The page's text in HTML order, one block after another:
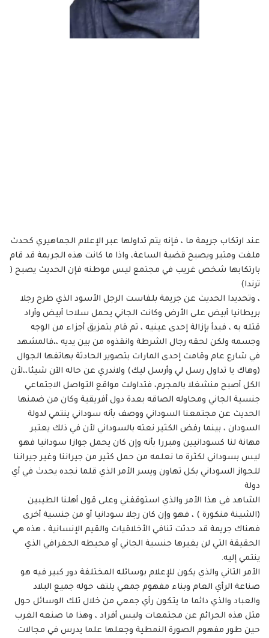
عند ارتكاب جريمة ما ، فإنه يتم تداولها عبر الإعلام الجماهيري كحدث
ملفت ومثير ويصبح قضية الساعة، واذا ما كانت هذه الجريمة قد قام
بارتكابها شخص غريب في مجتمع ليس موطنه فإن الحديث يصبح (
ترندا)
، وتحديدا الحديث عن جريمة بلفاست الرجل الأسود الذي طرح رجلا
بريطانيا أبيض على الأرض وكانت الجاني يحمل سلاحا أبيض وأراد
قتله به ، فبدأ بإزالة إحدى عينيه ، ثم قام بتمزيق أجزاء من الوجه
وجسمه ولكن لحقه رجال الشرطة وانقذوه من بين يديه ،،فالمشهد
في شارع عام وقامت إحدى المارات بتصوير الحادثة بهاتفها الجوال
(وهاك يا تداول رسل لي وأرسل ليك) ولاندري عن حاله الآن شيئا،،لأن
الكل أصبح منشغلا بالمجرم، فتداولت مواقع التواصل الاجتماعي
جنسية الجاني ومحاوله الصاقه بعدة دول أفريقية وكان من ضمنها
الحديث عن مجتمعنا السوداني ووصف بأنه سوداني ينتمي لدولة
السودان ، بينما رفض الكثير نعته بالسوداني لأن في ذلك يعتبر
مهانة لنا كسودانيين ومبررا بأنه وإن كان يحمل جوازا سودانيا فهو
ليس بسوداني لكثرة ما نعلمه من حمل كثير من جيراننا وغير جيراننا
للجواز السوداني بكل تهاون ويسر الأمر الذي قلما نجده يحدث في أي
دولة
الشاهد في هذا الأمر والذي استوقفني وعلى قول أهلنا الطيبين
(الشينة منكورة ) ، فهو وإن كان رجلا سودانيا أو من جنسية أخرى
فهناك جريمة قد حدثت تنافي الأخلاقيات والقيم الإنسانية ، هذه هي
الحقيقة التي لن يغيرها جنسية الجاني أو محيطه الجغرافي الذي
ينتمي إليه.
الأمر الثاني والذي يكون للإعلام بوسائله المختلفة دور كبير فيه هو
صناعة الرأي العام وبناء مفهوم جمعي يلتف حوله جميع البلاد
والعباد والذي دائما ما يتكون رأي جمعي من خلال تلك الوسائل حول
مثل هذه الجرائم عن مجتمعات وليس أفراد ، وهذا ما صنعه الغرب
حين طور مفهوم الصورة النمطية وجعلها علما يدرس في مجالات